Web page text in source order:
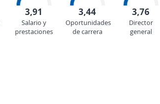
3,91
Salario y
prestaciones
3,44
Oportunidades
de carrera
3,76
Director
general